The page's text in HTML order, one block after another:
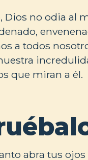
Dios no odia al
a todos
que miran a él.
abra tus